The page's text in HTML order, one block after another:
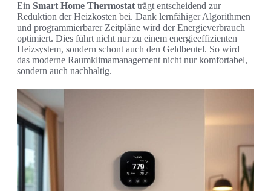
Ein Smart Home Thermostat trägt entscheidend zur
Reduktion der Heizkosten bei. Dank lernfähiger Algorithmen
und programmierbarer Zeitpläne wird der Energieverbrauch
optimiert. Dies führt nicht nur zu einem energieeffizienten
Heizsystem, sondern schont auch den Geldbeutel. So wird
das moderne Raumklimamanagement nicht nur komfortabel,
sondern auch nachhaltig.